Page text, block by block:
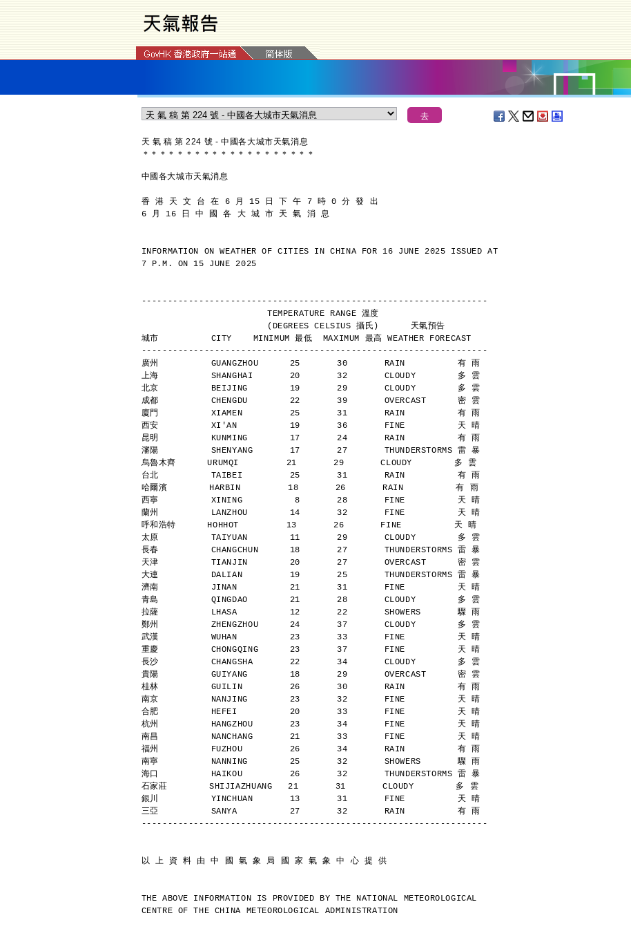
天 氣 稿 第 224 號 - 中國各大城市天氣消息
＊ ＊ ＊ ＊ ＊ ＊ ＊ ＊ ＊ ＊ ＊ ＊ ＊ ＊ ＊ ＊ ＊ ＊ ＊ ＊
中國各大城市天氣消息
香 港 天 文 台 在 6 月 15 日 下 午 7 時 0 分 發 出
6 月 16 日 中 國 各 大 城 市 天 氣 消 息
INFORMATION ON WEATHER OF CITIES IN CHINA FOR 16 JUNE 2025 ISSUED AT
7 P.M. ON 15 JUNE 2025
------------------------------------------------------------------
                        TEMPERATURE RANGE 溫度
                        (DEGREES CELSIUS 攝氏)      天氣預告
城市          CITY    MINIMUM 最低  MAXIMUM 最高 WEATHER FORECAST
------------------------------------------------------------------
廣州          GUANGZHOU      25       30       RAIN          有 雨
上海          SHANGHAI       20       32       CLOUDY        多 雲
北京          BEIJING        19       29       CLOUDY        多 雲
成都          CHENGDU        22       39       OVERCAST      密 雲
廈門          XIAMEN         25       31       RAIN          有 雨
西安          XI'AN          19       36       FINE          天 晴
昆明          KUNMING        17       24       RAIN          有 雨
瀋陽          SHENYANG       17       27       THUNDERSTORMS 雷 暴
烏魯木齊      URUMQI         21       29       CLOUDY        多 雲
台北          TAIBEI         25       31       RAIN          有 雨
哈爾濱        HARBIN         18       26       RAIN          有 雨
西寧          XINING          8       28       FINE          天 晴
蘭州          LANZHOU        14       32       FINE          天 晴
呼和浩特      HOHHOT         13       26       FINE          天 晴
太原          TAIYUAN        11       29       CLOUDY        多 雲
長春          CHANGCHUN      18       27       THUNDERSTORMS 雷 暴
天津          TIANJIN        20       27       OVERCAST      密 雲
大連          DALIAN         19       25       THUNDERSTORMS 雷 暴
濟南          JINAN          21       31       FINE          天 晴
青島          QINGDAO        21       28       CLOUDY        多 雲
拉薩          LHASA          12       22       SHOWERS       驟 雨
鄭州          ZHENGZHOU      24       37       CLOUDY        多 雲
武漢          WUHAN          23       33       FINE          天 晴
重慶          CHONGQING      23       37       FINE          天 晴
長沙          CHANGSHA       22       34       CLOUDY        多 雲
貴陽          GUIYANG        18       29       OVERCAST      密 雲
桂林          GUILIN         26       30       RAIN          有 雨
南京          NANJING        23       32       FINE          天 晴
合肥          HEFEI          20       33       FINE          天 晴
杭州          HANGZHOU       23       34       FINE          天 晴
南昌          NANCHANG       21       33       FINE          天 晴
福州          FUZHOU         26       34       RAIN          有 雨
南寧          NANNING        25       32       SHOWERS       驟 雨
海口          HAIKOU         26       32       THUNDERSTORMS 雷 暴
石家莊        SHIJIAZHUANG   21       31       CLOUDY        多 雲
銀川          YINCHUAN       13       31       FINE          天 晴
三亞          SANYA          27       32       RAIN          有 雨
------------------------------------------------------------------
以 上 資 料 由 中 國 氣 象 局 國 家 氣 象 中 心 提 供
THE ABOVE INFORMATION IS PROVIDED BY THE NATIONAL METEOROLOGICAL
CENTRE OF THE CHINA METEOROLOGICAL ADMINISTRATION